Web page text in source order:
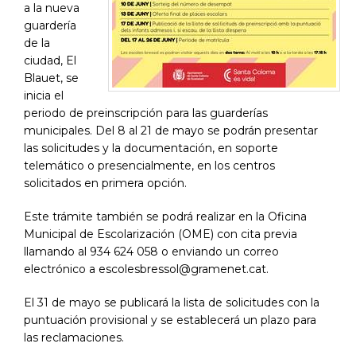
a la nueva
guardería
de la
ciudad, El
Blauet, se
inicia el
periodo de preinscripción para las guarderías
municipales. Del 8 al 21 de mayo se podrán presentar
las solicitudes y la documentación, en soporte
telemático o presencialmente, en los centros
solicitados en primera opción.
Este trámite también se podrá realizar en la Oficina
Municipal de Escolarización (OME) con cita previa
llamando al 934 624 058 o enviando un correo
electrónico a escolesbressol@gramenet.cat.
El 31 de mayo se publicará la lista de solicitudes con la
puntuación provisional y se establecerá un plazo para
las reclamaciones.